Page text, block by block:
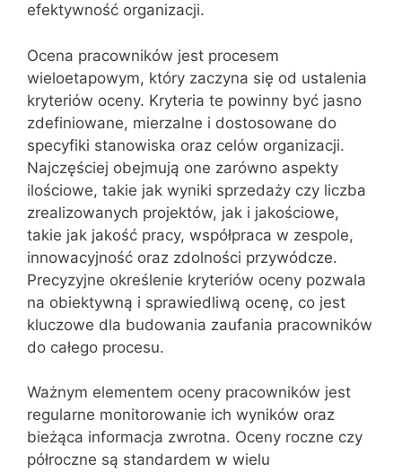
efektywność organizacji.
Ocena pracowników jest procesem
wieloetapowym, który zaczyna się od ustalenia
kryteriów oceny. Kryteria te powinny być jasno
zdefiniowane, mierzalne i dostosowane do
specyfiki stanowiska oraz celów organizacji.
Najczęściej obejmują one zarówno aspekty
ilościowe, takie jak wyniki sprzedaży czy liczba
zrealizowanych projektów, jak i jakościowe,
takie jak jakość pracy, współpraca w zespole,
innowacyjność oraz zdolności przywódcze.
Precyzyjne określenie kryteriów oceny pozwala
na obiektywną i sprawiedliwą ocenę, co jest
kluczowe dla budowania zaufania pracowników
do całego procesu.
Ważnym elementem oceny pracowników jest
regularne monitorowanie ich wyników oraz
bieżąca informacja zwrotna. Oceny roczne czy
półroczne są standardem w wielu